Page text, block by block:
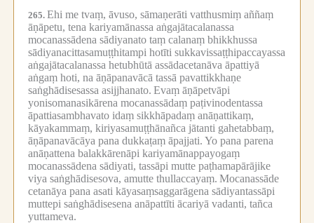
265. Ehi me tvaṃ, āvuso, sāmaṇerāti vatthusmiṃ aññaṃ
āṇāpetu, tena kariyamānassa aṅgajātacalanassa
mocanassādena sādiyanato taṃ calanaṃ bhikkhussa
sādiyanacittasamuṭṭhitampi hotīti sukkavissaṭṭhipaccayassa
aṅgajātacalanassa hetubhūtā assādacetanāva āpattiyā
aṅgaṃ hoti, na āṇāpanavācā tassā pavattikkhaṇe
saṅghādisesassa asijjhanato. Evaṃ āṇāpetvāpi
yonisomanasikārena mocanassādaṃ paṭivinodentassa
āpattiasambhavato idaṃ sikkhāpadaṃ anāṇattikaṃ,
kāyakammaṃ, kiriyasamuṭṭhānañca jātanti gahetabbaṃ,
āṇāpanavācāya pana dukkaṭaṃ āpajjati. Yo pana parena
anāṇattena balakkārenāpi kariyamānappayogaṃ
mocanassādena sādiyati, tassāpi mutte paṭhamapārājike
viya saṅghādisesova, amutte thullaccayaṃ. Mocanassāde
cetanāya pana asati kāyasaṃsaggarāgena sādiyantassāpi
muttepi saṅghādisesena anāpattīti ācariyā vadanti, tañca
yuttameva.